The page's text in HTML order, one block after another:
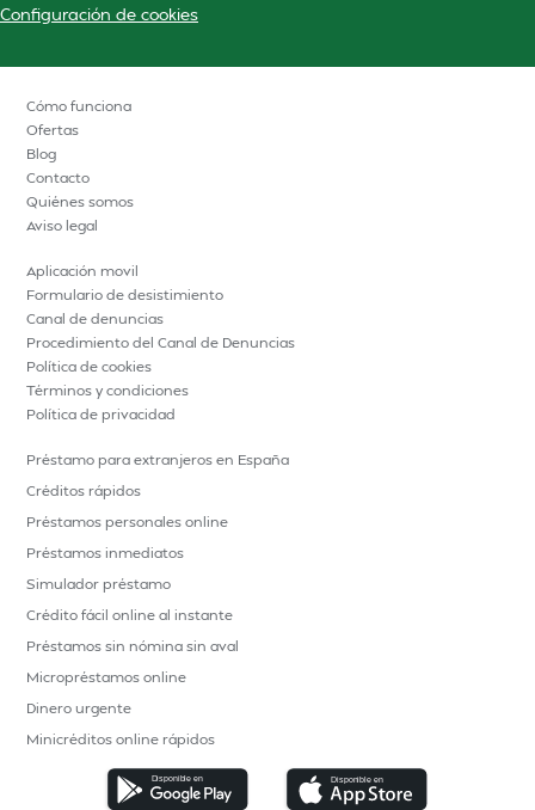
Configuración de cookies
Cómo funciona
Ofertas
Blog
Contacto
Quiénes somos
Aviso legal
Aplicación movil
Formulario de desistimiento
Canal de denuncias
Procedimiento del Canal de Denuncias
Política de cookies
Términos y condiciones
Política de privacidad
Préstamo para extranjeros en España
Créditos rápidos
Préstamos personales online
Préstamos inmediatos
Simulador préstamo
Crédito fácil online al instante
Préstamos sin nómina sin aval
Micropréstamos online
Dinero urgente
Minicréditos online rápidos